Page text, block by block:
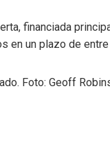
financiada
en un plazo de